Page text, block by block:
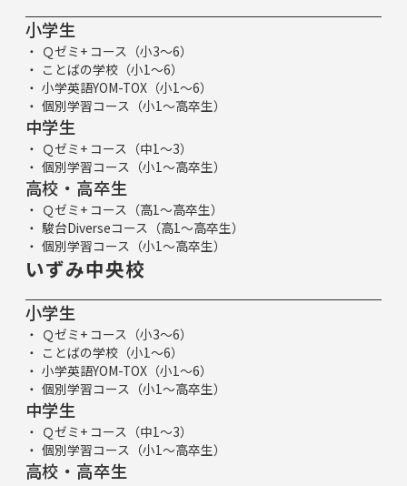
小学生
Ｑゼミ+ コース（小3～6）
ことばの学校（小1～6）
小学英語YOM-TOX（小1～6）
個別学習コース（小1～高卒生）
中学生
Ｑゼミ+ コース（中1～3）
個別学習コース（小1～高卒生）
高校・高卒生
Ｑゼミ+ コース（高1～高卒生）
駿台Diverseコース（高1～高卒生）
個別学習コース（小1～高卒生）
いずみ中央校
小学生
Ｑゼミ+ コース（小3～6）
ことばの学校（小1～6）
小学英語YOM-TOX（小1～6）
個別学習コース（小1～高卒生）
中学生
Ｑゼミ+ コース（中1～3）
個別学習コース（小1～高卒生）
高校・高卒生